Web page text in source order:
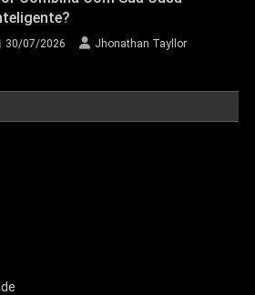
A-08 Reduz O Frio
Pequenos; Veja Análise
30/07/2026 Jhonathan Tayllor